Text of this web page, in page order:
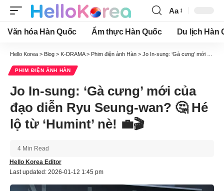
Font
Resizer
Aa
Văn hóa Hàn Quốc Ẩm thực Hàn Quốc Du lịch Hàn
Hello Korea > Blog > K-DRAMA> Phim điện ảnh Hàn > Jo In-sung: ‘Gà cưng’ mới của đạo diễn Ryu Seung-wan? 🤔 Hé lộ từ ‘Humint’ nè! 💼🎬
PHIM ĐIỆN ẢNH HÀN
Jo In-sung: ‘Gà cưng’ mới của
đạo diễn Ryu Seung-wan? 🤔 Hé
lộ từ ‘Humint’ nè! 💼🎬
Last updated: 2026-01-12 1:45 pm
Hello Korea Editor
4 Min Read